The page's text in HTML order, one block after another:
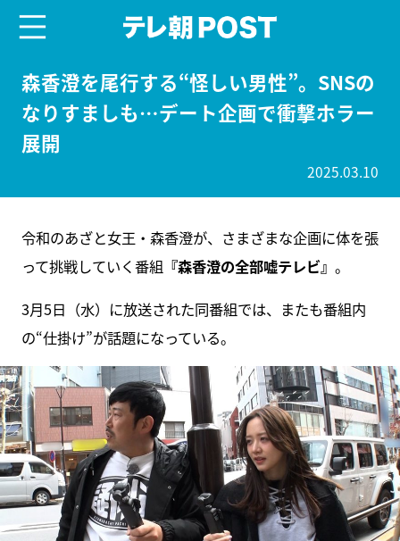
森香澄を尾行する“怪しい男性”。SNSの
なりすましも…デート企画で衝撃ホラー
展開
2025.03.10
令和のあざと女王・森香澄が、さまざまな企画に体を張
って挑戦していく番組 『森香澄の全部嘘テレビ』 。
3月5日（水）に放送された同番組では、またも番組内
の“仕掛け”が話題になっている。